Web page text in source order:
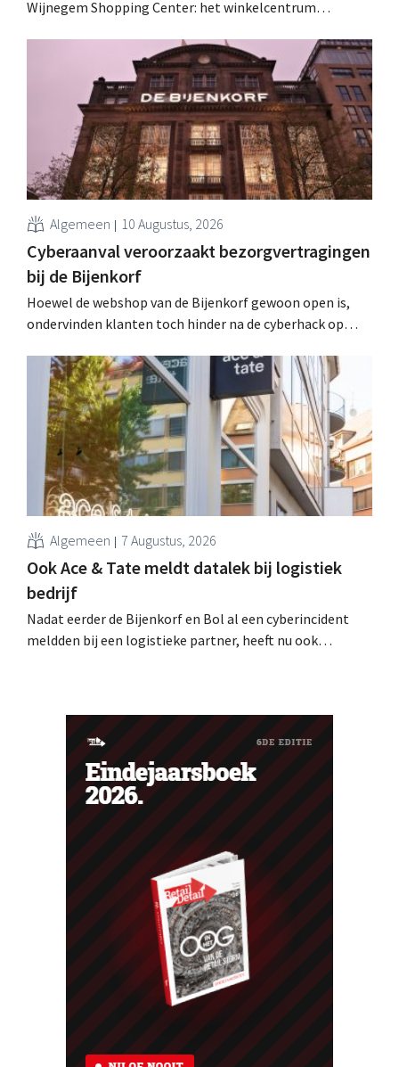
Wijnegem Shopping Center: het winkelcentrum
nieuwkomers, waaronder een oude bekende, twee
schoonheidsmerken en een Belgische lifestyleretailer.
Algemeen 10 Augustus, 2026
Cyberaanval veroorzaakt bezorgvertragingen
bij de Bijenkorf
Hoewel de webshop van de Bijenkorf gewoon open is,
ondervinden klanten toch hinder na de cyberhack op
bestelt, ontvangt de producten pas vanaf 4 september.
Algemeen 7 Augustus, 2026
Ook Ace & Tate meldt datalek bij logistiek
bedrijf
Nadat eerder de Bijenkorf en Bol al een cyberincident
meldden bij een logistieke partner, heeft nu ook